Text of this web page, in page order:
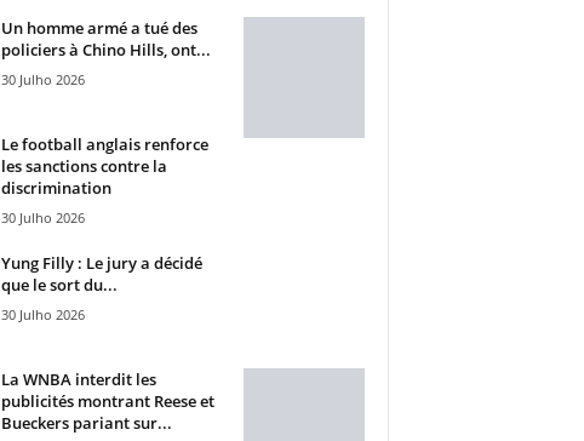
Un homme armé a tué des
policiers à Chino Hills, ont...
30 Julho 2026
Le football anglais renforce
les sanctions contre la
discrimination
30 Julho 2026
Yung Filly : Le jury a décidé
que le sort du...
30 Julho 2026
La WNBA interdit les
publicités montrant Reese et
Bueckers pariant sur...